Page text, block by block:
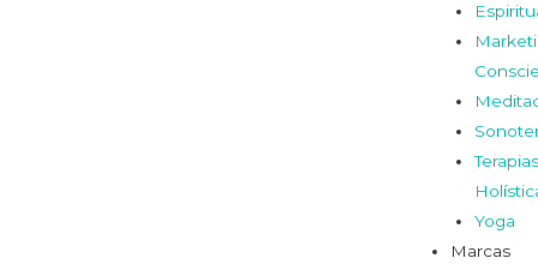
Yoga
Marcas